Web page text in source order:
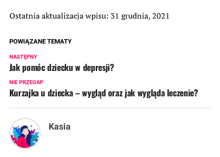
Ostatnia aktualizacja wpisu: 31 grudnia, 2021
POWIĄZANE TEMATY
NASTĘPNY
Jak pomóc dziecku w depresji?
NIE PRZEGAP
Kurzajka u dziecka – wygląd oraz jak wygląda leczenie?
Kasia